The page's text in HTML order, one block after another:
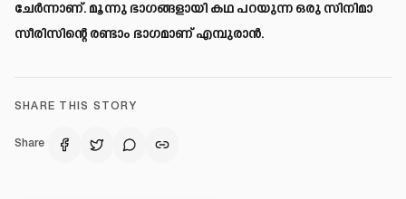
ചേര്‍ന്നാണ്. മൂന്നു ഭാഗങ്ങളായി കഥ പറയുന്ന ഒരു സിനിമാ
സീരിസിന്റെ രണ്ടാം ഭാഗമാണ് എമ്പുരാന്‍.
SHARE THIS STORY
Share